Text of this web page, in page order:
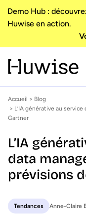
Demo Hub :
Huwise en action.
Accueil > Blog
> L’IA générative au
Gartner
L’IA
data
prévisions
Tendances Anne-Claire